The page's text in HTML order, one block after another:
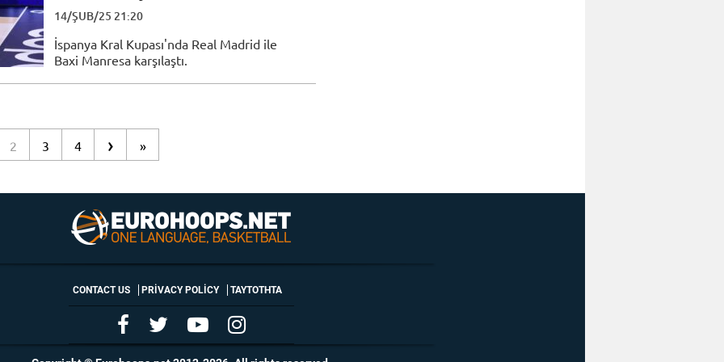
14/ŞUB/25 21:20
İspanya Kral Kupası'nda Real Madrid ile
Baxi Manresa karşılaştı.
2 3 4 › »
CONTACT US PRIVACY POLICY ΤΑΥΤΟΤΗΤΑ